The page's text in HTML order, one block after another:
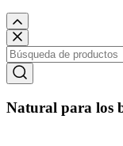
Natural para los